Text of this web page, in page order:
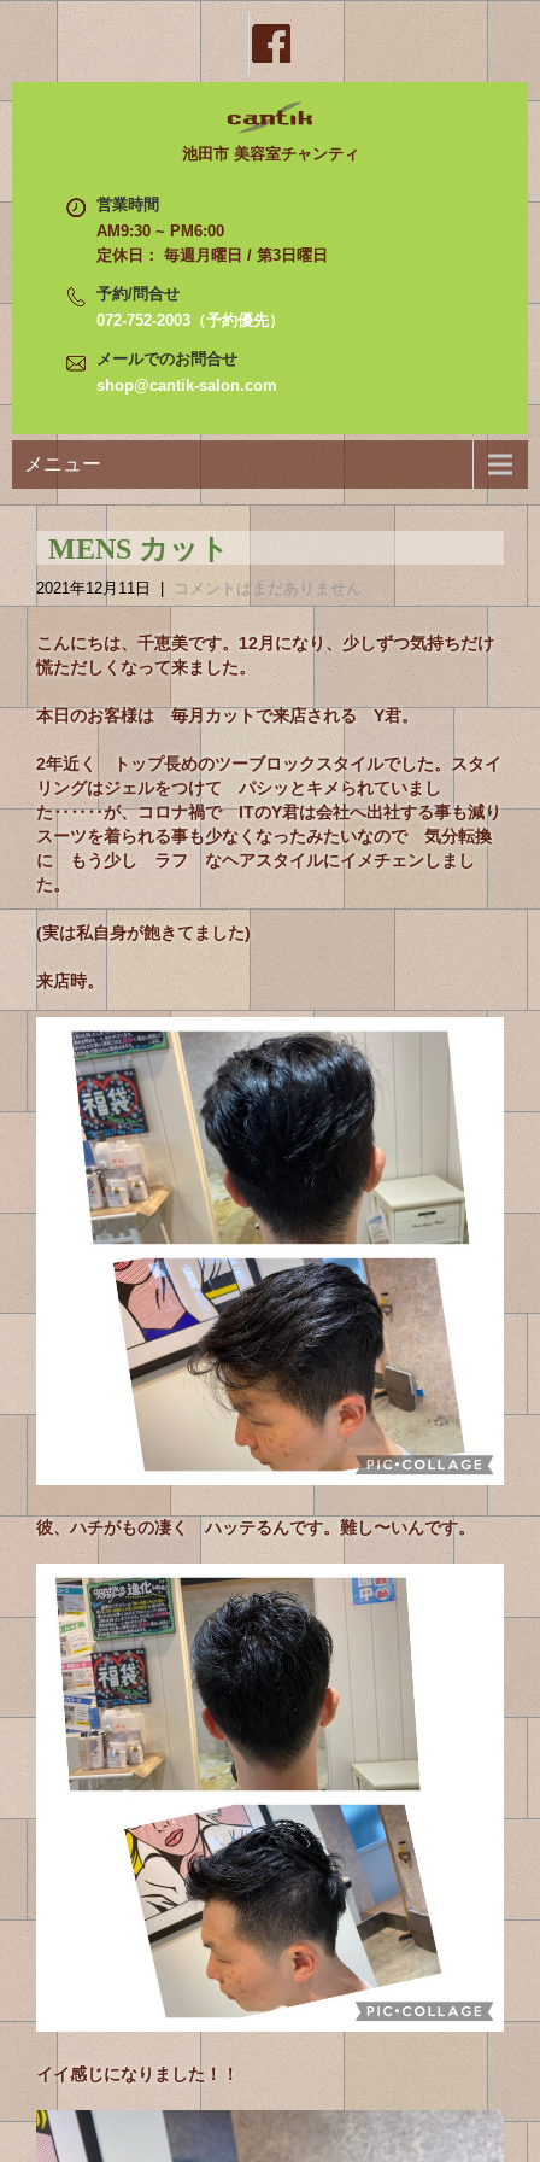
池田市 美容室チャンティ
営業時間
AM9:30 ~ PM6:00
定休日： 毎週月曜日 / 第3日曜日
予約/問合せ
072-752-2003（予約優先）
メールでのお問合せ
shop@cantik-salon.com
メニュー
MENS カット
2021年12月11日 | コメントはまだありません
こんにちは、千恵美です。12月になり、少しずつ気持ちだけ
慌ただしくなって来ました。
本日のお客様は 毎月カットで来店される Y君。
2年近く トップ長めのツーブロックスタイルでした。スタイ
リングはジェルをつけて パシッとキメられていまし
た‥‥‥が、コロナ禍で ITのY君は会社へ出社する事も減り
スーツを着られる事も少なくなったみたいなので 気分転換
に もう少し ラフ なヘアスタイルにイメチェンしまし
た。
(実は私自身が飽きてました)
来店時。
彼、ハチがもの凄く ハッテるんです。難し〜いんです。
イイ感じになりました！！